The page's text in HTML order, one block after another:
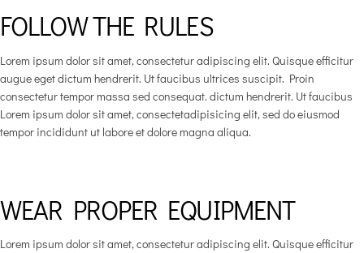
FOLLOW THE RULES
Lorem ipsum dolor sit amet, consectetur adipiscing elit. Quisque efficitur
augue eget dictum hendrerit. Ut faucibus ultrices suscipit. Proin
consectetur tempor massa sed consequat. dictum hendrerit. Ut faucibus
Lorem ipsum dolor sit amet, consectetadipisicing elit, sed do eiusmod
tempor incididunt ut labore et dolore magna aliqua.
WEAR PROPER EQUIPMENT
Lorem ipsum dolor sit amet, consectetur adipiscing elit. Quisque efficitur